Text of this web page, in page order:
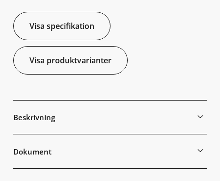
Visa specifikation
Visa produktvarianter
Beskrivning
Dokument